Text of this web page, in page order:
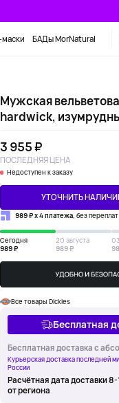
маски БАДы MorNatural
Мужская
hardwick,
3 955 ₽
ПОСЛЕДНЯЯ ЦЕНА
Недоступен к заказу
УТОЧНИТЬ
989 ₽ х 4 платежа, без переплат
Сегодня
989 ₽
20 августа
989 ₽
Все товары Dickies
Бесплатная
Бесплатная доставка с
Курьерская доставка последней
России
Расчётная дата доставки
от региона